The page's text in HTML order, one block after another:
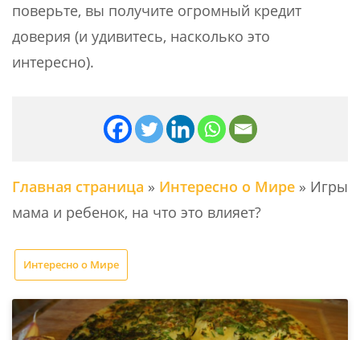
поверьте, вы получите огромный кредит
доверия (и удивитесь, насколько это
интересно).
Главная страница » Интересно о Мире » Игры
мама и ребенок, на что это влияет?
Интересно о Мире